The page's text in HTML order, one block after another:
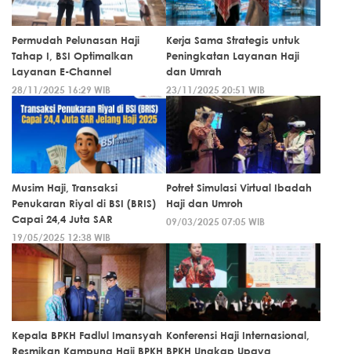
Permudah Pelunasan Haji
Tahap I, BSI Optimalkan
Layanan E-Channel
28/11/2025 16:29 WIB
Kerja Sama Strategis untuk
Peningkatan Layanan Haji
dan Umrah
23/11/2025 20:51 WIB
Musim Haji, Transaksi
Penukaran Riyal di BSI (BRIS)
Capai 24,4 Juta SAR
19/05/2025 12:38 WIB
Potret Simulasi Virtual Ibadah
Haji dan Umroh
09/03/2025 07:05 WIB
Kepala BPKH Fadlul Imansyah
Resmikan Kampung Haji BPKH
Konferensi Haji Internasional,
BPKH Ungkap Upaya